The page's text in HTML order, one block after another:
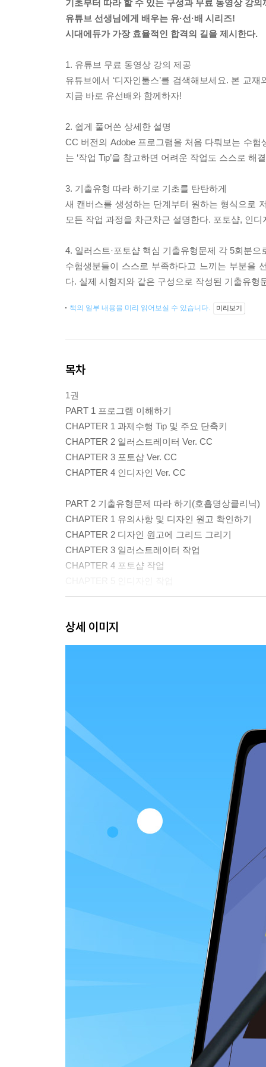
기초부터 따라 할 수 있는 구성과 무료 동영상 강
유튜브 선생님에게 배우는 유·선·배 시리즈!
시대에듀가 가장 효율적인 합격의 길을 제시한다.
1. 유튜브 무료 동영상 강의 제공
유튜브에서 ‘디자인툴스’를 검색해보세요. 본 교
지금 바로 유선배와 함께하자!
2. 쉽게 풀어쓴 상세한 설명
CC 버전의 Adobe 프로그램을 처음 다뤄보는 수
는 ‘작업 Tip’을 참고하면 어려운 작업도 스스로 해
3. 기출유형 따라 하기로 기초를 탄탄하게
새 캔버스를 생성하는 단계부터 원하는 형식으로
모든 작업 과정을 차근차근 설명한다. 포토샵, 인
4. 일러스트·포토샵 핵심 기출유형문제 각 5회분으
수험생분들이 스스로 부족하다고 느끼는 부분을
다. 실제 시험지와 같은 구성으로 작성된 기출유형
책의 일부 내용을 미리 읽어보실 수 있습니다. 미리보기
목차
1권
PART 1 프로그램 이해하기
CHAPTER 1 과제수행 Tip 및 주요 단축키
CHAPTER 2 일러스트레이터 Ver. CC
CHAPTER 3 포토샵 Ver. CC
CHAPTER 4 인디자인 Ver. CC
PART 2 기출유형문제 따라 하기(호흡명상클리닉)
CHAPTER 1 유의사항 및 디자인 원고 확인하기
CHAPTER 2 디자인 원고에 그리드 그리기
CHAPTER 3 일러스트레이터 작업
CHAPTER 4 포토샵 작업
PART 3 일러스트 핵심 기출유형문제
CHAPTER 1 황금의 도시 경주전
PART 4 포토샵 핵심 기출유형문제
CHAPTER 1 살아있는 면발의 맛
CHAPTER 2 울산고래축제
CHAPTER 3 꽃피는 봄날
CHAPTER 4 장미꽃말
CHAPTER 5 국가 정원 포스터 디자인
상세 이미지